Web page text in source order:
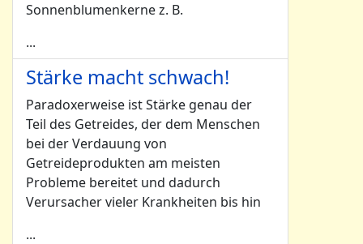
Sonnenblumenkerne z. B.
...
Stärke macht schwach!
Paradoxerweise ist Stärke genau der
Teil des Getreides, der dem Menschen
bei der Verdauung von
Getreideprodukten am meisten
Probleme bereitet und dadurch
Verursacher vieler Krankheiten bis hin
...